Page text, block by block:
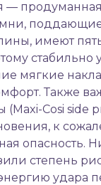
— продуманная
имеют
стабильно
мягкие
Также
(Maxi-Cosi side
к
опасность.
степень
удара